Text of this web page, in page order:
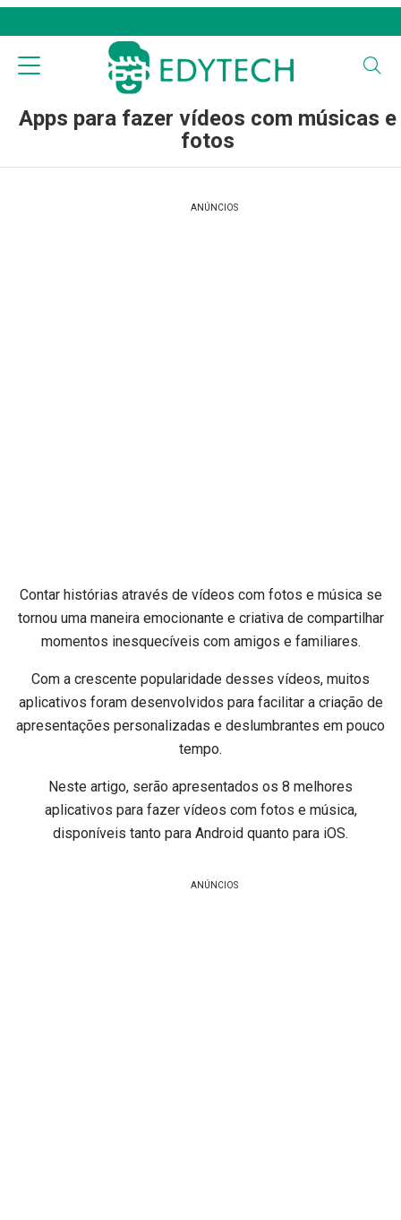
Apps para fazer vídeos com músicas e
fotos
ANÚNCIOS
Contar histórias através de vídeos com fotos e música se
tornou uma maneira emocionante e criativa de compartilhar
momentos inesquecíveis com amigos e familiares.
Com a crescente popularidade desses vídeos, muitos
aplicativos foram desenvolvidos para facilitar a criação de
apresentações personalizadas e deslumbrantes em pouco
tempo.
Neste artigo, serão apresentados os 8 melhores
aplicativos para fazer vídeos com fotos e música,
disponíveis tanto para Android quanto para iOS.
ANÚNCIOS